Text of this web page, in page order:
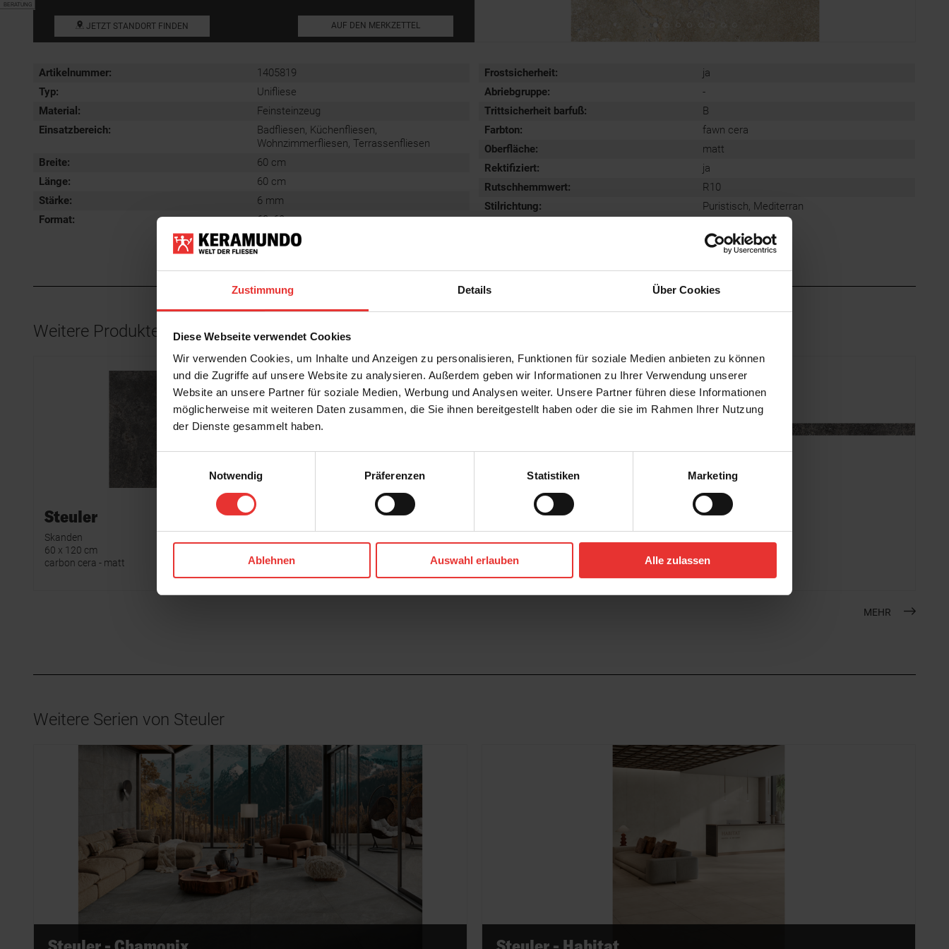
Zustimmung Details Über Cookies
Diese Webseite verwendet Cookies
Wir verwenden Cookies, um Inhalte und Anzeigen zu personalisieren, Funktionen für soziale Medien anbieten zu können
und die Zugriffe auf unsere Website zu analysieren. Außerdem geben wir Informationen zu Ihrer Verwendung unserer
Website an unsere Partner für soziale Medien, Werbung und Analysen weiter. Unsere Partner führen diese Informationen
möglicherweise mit weiteren Daten zusammen, die Sie ihnen bereitgestellt haben oder die sie im Rahmen Ihrer Nutzung
der Dienste gesammelt haben.
Notwendig
Präferenzen Statistiken Marketing
Ablehnen Auswahl erlauben Alle zulassen
JETZT STANDORT FINDEN AUF DEN MERKZETTEL
Artikelnummer:
1405819
Typ:
Unifliese
Material:
Feinsteinzeug
Einsatzbereich:
Badfliesen, Küchenfliesen,
Wohnzimmerfliesen, Terrassenfliesen
Breite:
60 cm
Länge:
60 cm
Stärke:
6 mm
Format: 60x60 cm
Frostsicherheit:
ja
Abriebgruppe:
-
Trittsicherheit barfuß:
B
Farbton:
fawn cera
Oberfläche:
matt
Rektifiziert:
ja
Rutschhemmwert:
R10
Stilrichtung: Puristisch, Mediterran
Weitere Produkte aus der Serie
Steuler
Skanden
60 x 120 cm
carbon cera - matt
carbon cera - matt
Steuler
carbon
Steuler
MEHR
Weitere Serien von Steuler
BERATUNG